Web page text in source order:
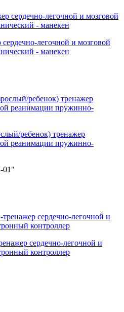
легочной и мозговой
- манекен
ребенок) тренажер
реанимации пружинно-
01"
сердечно-легочной и
контроллер